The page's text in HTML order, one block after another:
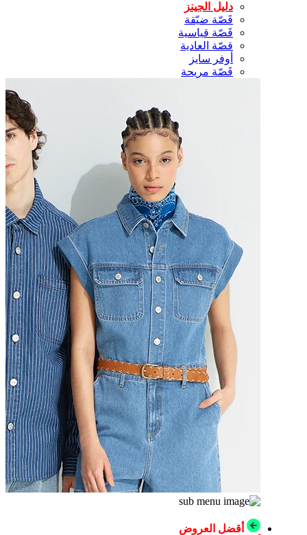
دليل الجينز
قَصّة ضيّقة
قَصّة قياسية
قصّة العادية
أوفر سايز
قَصّة مريحة
أقضل العروض